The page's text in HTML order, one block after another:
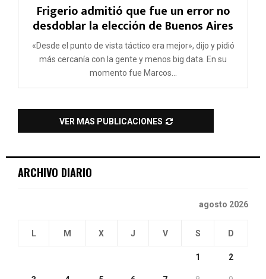
Frigerio admitió que fue un error no
desdoblar la elección de Buenos Aires
«Desde el punto de vista táctico era mejor», dijo y pidió
más cercanía con la gente y menos big data. En su
momento fue Marcos...
VER MAS PUBLICACIONES
ARCHIVO DIARIO
agosto 2026
L M X J V S D
1 2